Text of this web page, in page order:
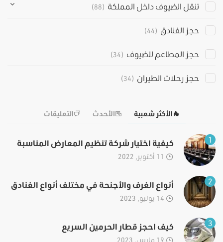
تنقل الضيوف داخل المملكة (88)
حجز الفنادق (44)
حجز المطاعم للضيوف (34)
حجز رحلات الطيران (34)
الأكثر شعبية الأحدث التعليقات
1 كيفية اختيار شركة تنظيم المعارض المناسبة
2 أنواع الغرف والأجنحة في مختلف أنواع الفنادق
3 كيف احجز قطار الحرمين السريع